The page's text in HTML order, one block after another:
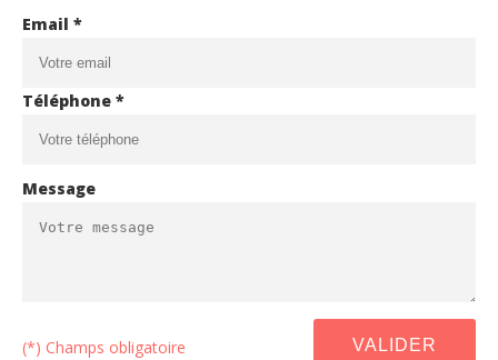
Email *
Téléphone *
Message
(*) Champs obligatoire